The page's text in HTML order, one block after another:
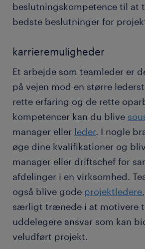
beslutningskompetence til at
bedste beslutninger for
karrieremuligheder
Et arbejde som teamleder er
på vejen mod en større
rette erfaring og de rette
kompetencer kan du blive
manager eller leder. I nogle
øge dine kvalifikationer og
manager eller driftschef for
afdelinger i en virksomhed.
også blive gode projektledere
særligt trænede i at motivere
uddelegere ansvar som kan
veludført projekt.